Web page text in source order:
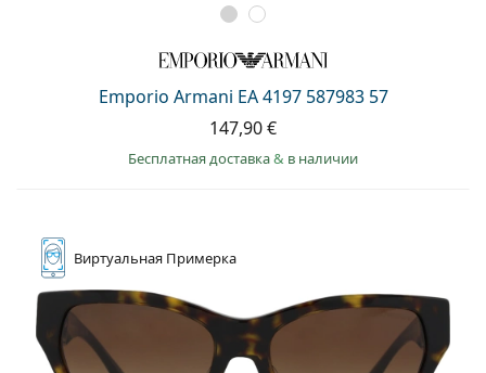
Emporio Armani EA 4197 587983 57
147,90 €
Бесплатная доставка& в наличии
Виртуальная Примерка